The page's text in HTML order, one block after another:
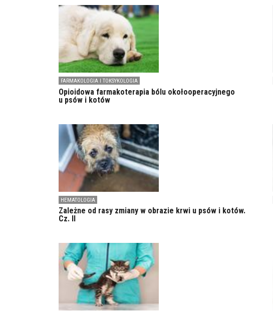
FARMAKOLOGIA I TOKSYKOLOGIA
Opioidowa farmakoterapia bólu okołooperacyjnego
u psów i kotów
HEMATOLOGIA
Zależne od rasy zmiany w obrazie krwi u psów i kotów.
Cz. II